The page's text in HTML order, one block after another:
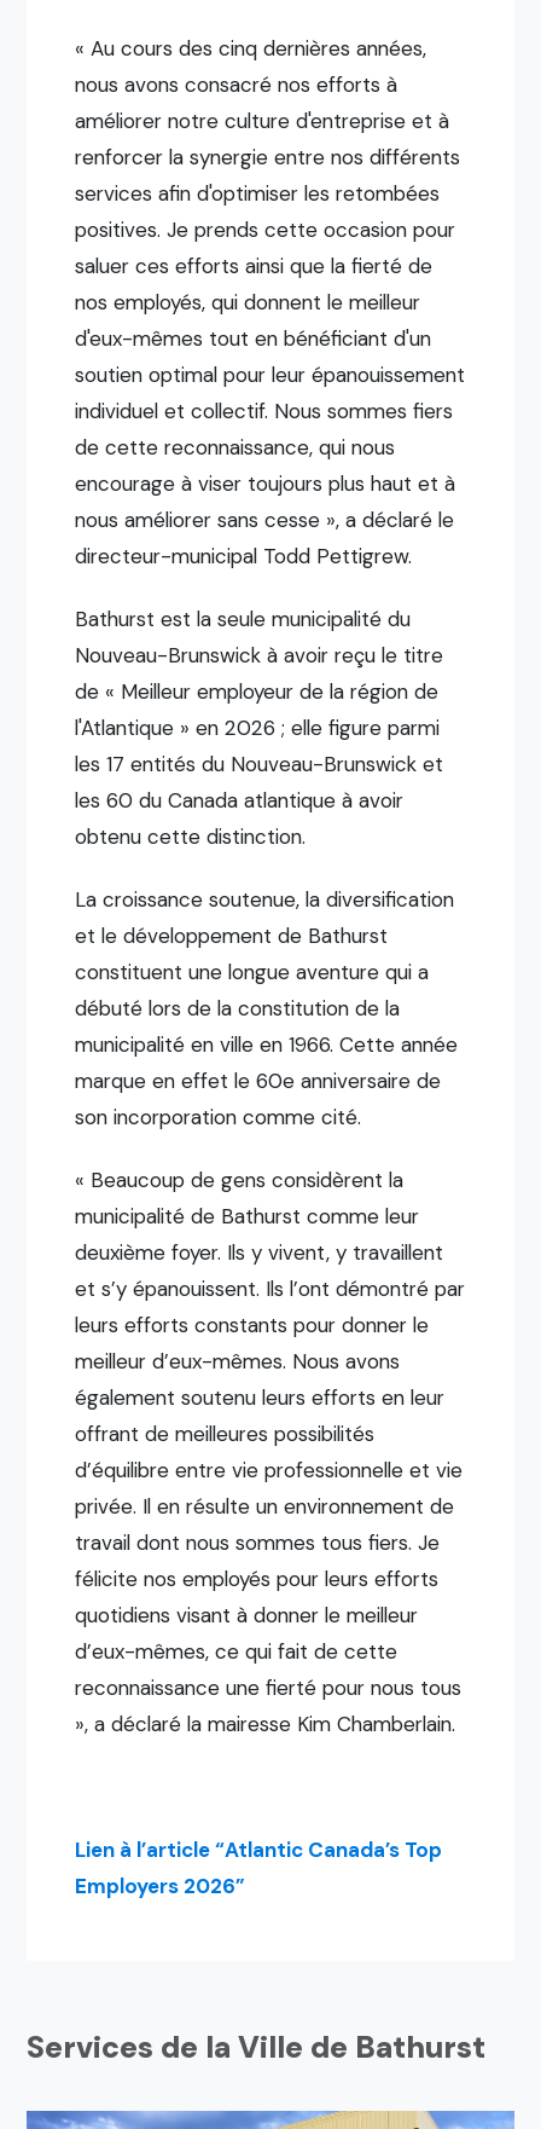
« Au cours des cinq dernières années,
nous avons consacré nos efforts à
améliorer notre culture d'entreprise et à
renforcer la synergie entre nos différents
services afin d'optimiser les retombées
positives. Je prends cette occasion pour
saluer ces efforts ainsi que la fierté de
nos employés, qui donnent le meilleur
d'eux-mêmes tout en bénéficiant d'un
soutien optimal pour leur épanouissement
individuel et collectif. Nous sommes fiers
de cette reconnaissance, qui nous
encourage à viser toujours plus haut et à
nous améliorer sans cesse », a déclaré le
directeur-municipal Todd Pettigrew.
Bathurst est la seule municipalité du
Nouveau-Brunswick à avoir reçu le titre
de « Meilleur employeur de la région de
l'Atlantique » en 2026 ; elle figure parmi
les 17 entités du Nouveau-Brunswick et
les 60 du Canada atlantique à avoir
obtenu cette distinction.
La croissance soutenue, la diversification
et le développement de Bathurst
constituent une longue aventure qui a
débuté lors de la constitution de la
municipalité en ville en 1966. Cette année
marque en effet le 60e anniversaire de
son incorporation comme cité.
« Beaucoup de gens considèrent la
municipalité de Bathurst comme leur
deuxième foyer. Ils y vivent, y travaillent
et s’y épanouissent. Ils l’ont démontré par
leurs efforts constants pour donner le
meilleur d’eux-mêmes. Nous avons
également soutenu leurs efforts en leur
offrant de meilleures possibilités
d’équilibre entre vie professionnelle et vie
privée. Il en résulte un environnement de
travail dont nous sommes tous fiers. Je
félicite nos employés pour leurs efforts
quotidiens visant à donner le meilleur
d’eux-mêmes, ce qui fait de cette
reconnaissance une fierté pour nous tous
», a déclaré la mairesse Kim Chamberlain.
Lien à l’article “Atlantic Canada’s Top
Employers 2026”
Services de la Ville de Bathurst